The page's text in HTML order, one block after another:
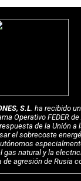
S.L. ha recibido
Operativo FEDER
de la Unión a
el sobrecoste
gas natural y la
agresión de Rusia